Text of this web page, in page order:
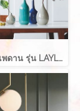
โคมไฟแขวนเพดาน รุ่น LAYLA EVE-00416 สำหรับใส่หลอด E27 จำนวน 1 ดวง